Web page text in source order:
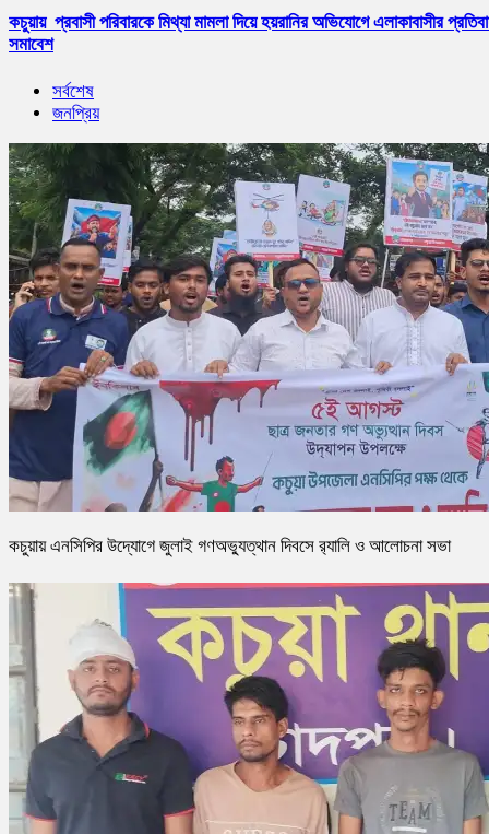
কচুয়ায় প্রবাসী পরিবারকে মিথ্যা মামলা দিয়ে হয়রানির অভিযোগে এলাকাবাসীর
সমাবেশ
সর্বশেষ
জনপ্রিয়
কচুয়ায় এনসিপির উদ্যোগে জুলাই গণঅভ্যুত্থান দিবসে র‌্যালি ও আলোচনা সভা